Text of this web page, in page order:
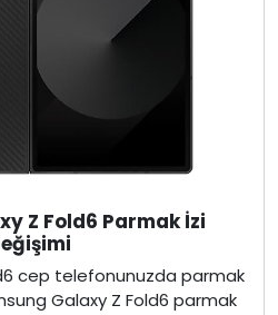
Z Fold6 Parmak İzi
cep telefonunuzda parmak
Galaxy Z Fold6 parmak